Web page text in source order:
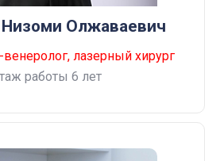
Низоми Олжаваевич
лазерный хирург
работы 6 лет